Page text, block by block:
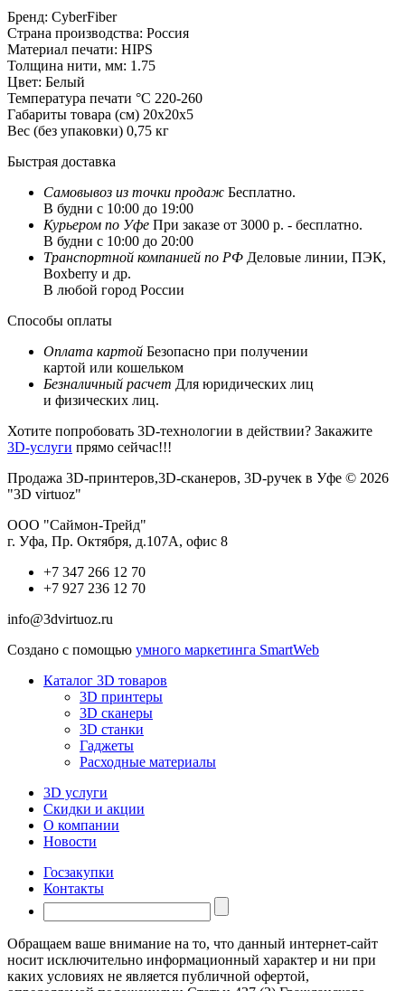
Бренд: CyberFiber
Страна производства: Россия
Материал печати: HIPS
Толщина нити, мм: 1.75
Цвет: Белый
Температура печати °C 220-260
Габариты товара (см) 20x20x5
Вес (без упаковки) 0,75 кг
Быстрая доставка
Самовывоз из точки продаж Бесплатно.
В будни с 10:00 до 19:00
Курьером по Уфе При заказе от 3000 р. - бесплатно.
В будни с 10:00 до 20:00
Транспортной компанией по РФ Деловые линии, ПЭК,
Boxberry и др.
В любой город России
Способы оплаты
Оплата картой Безопасно при получении
картой или кошельком
Безналичный расчет Для юридических лиц
и физических лиц.
Хотите попробовать 3D-технологии в действии? Закажите
3D-услуги прямо сейчас!!!
Продажа 3D-принтеров,3D-сканеров, 3D-ручек в Уфе © 2026
"3D virtuoz"
ООО "Саймон-Трейд"
г. Уфа, Пр. Октября, д.107А, офис 8
+7 347 266 12 70
+7 927 236 12 70
info@3dvirtuoz.ru
Создано с помощью умного маркетинга SmartWeb
Каталог 3D товаров
3D принтеры
3D сканеры
3D станки
Гаджеты
Расходные материалы
3D услуги
Скидки и акции
О компании
Новости
Госзакупки
Контакты
Обращаем ваше внимание на то, что данный интернет-сайт
носит исключительно информационный характер и ни при
каких условиях не является публичной офертой,